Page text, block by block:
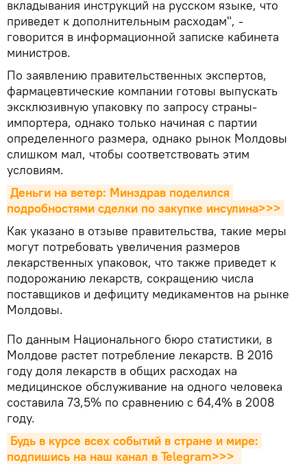
вкладывания инструкций на русском языке, что
приведет к дополнительным расходам", -
говорится в информационной записке кабинета
министров.
По заявлению правительственных экспертов,
фармацевтические компании готовы выпускать
эксклюзивную упаковку по запросу страны-
импортера, однако только начиная с партии
определенного размера, однако рынок Молдовы
слишком мал, чтобы соответствовать этим
условиям.
Деньги на ветер: Минздрав поделился
подробностями сделки по закупке инсулина>>>
Как указано в отзыве правительства, такие меры
могут потребовать увеличения размеров
лекарственных упаковок, что также приведет к
подорожанию лекарств, сокращению числа
поставщиков и дефициту медикаментов на рынке
Молдовы.
По данным Национального бюро статистики, в
Молдове растет потребление лекарств. В 2016
году доля лекарств в общих расходах на
медицинское обслуживание на одного человека
составила 73,5% по сравнению с 64,4% в 2008
году.
Будь в курсе всех событий в стране и мире:
подпишись на наш канал в Telegram>>>